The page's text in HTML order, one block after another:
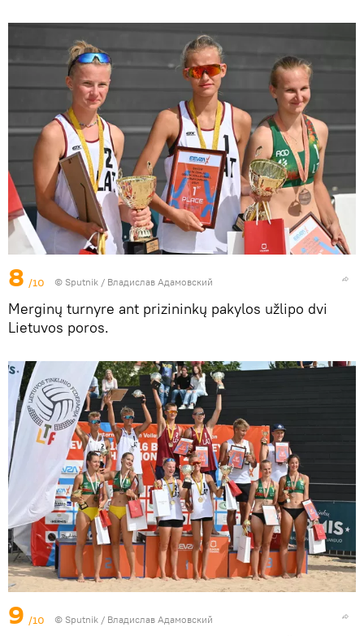
8 /10 © Sputnik / Владислав Адамовский
Merginų turnyre ant prizininkų pakylos užlipo dvi
Lietuvos poros.
9 /10 © Sputnik / Владислав Адамовский